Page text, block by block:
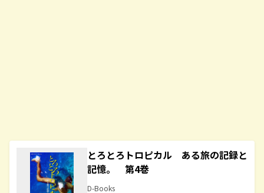
とろとろトロピカル ある旅の記録と
記憶。 第4巻
D-Books